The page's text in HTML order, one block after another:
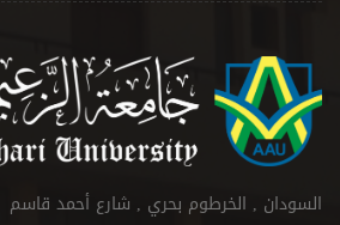
السودان , الخرطوم بحري , شارع أحمد قاسم